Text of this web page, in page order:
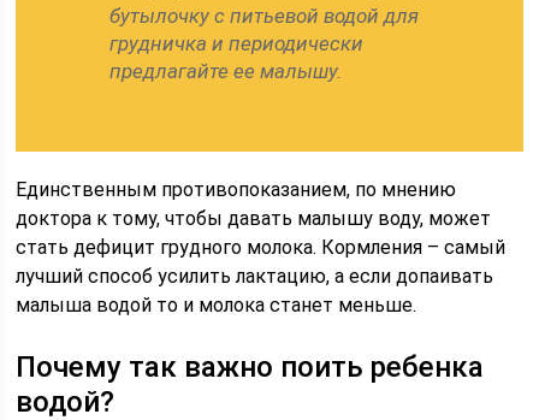
бутылочку с питьевой водой для
грудничка и периодически
предлагайте ее малышу.
Единственным противопоказанием, по мнению
доктора к тому, чтобы давать малышу воду, может
стать дефицит грудного молока. Кормления – самый
лучший способ усилить лактацию, а если допаивать
малыша водой то и молока станет меньше.
Почему так важно поить ребенка
водой?